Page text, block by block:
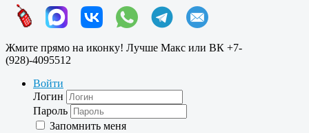
Жмите прямо на иконку! Лучше Макс или ВК +7-
(928)-4095512
Войти
Логин
Пароль
Запомнить меня